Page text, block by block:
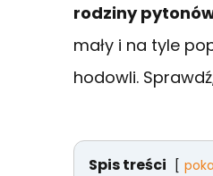
rodziny
mały i na tyle
hodowli.
Spis treści